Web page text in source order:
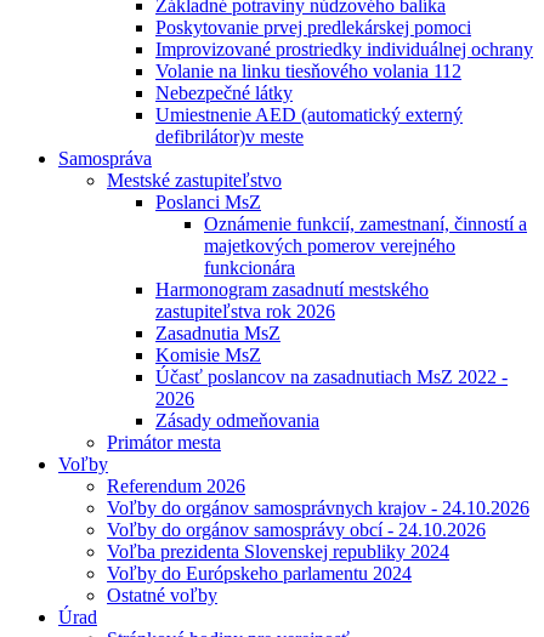
Základné potraviny núdzového balíka
Poskytovanie prvej predlekárskej pomoci
Improvizované prostriedky individuálnej ochrany
Volanie na linku tiesňového volania 112
Nebezpečné látky
Umiestnenie AED (automatický externý
defibrilátor)v meste
Samospráva
Mestské zastupiteľstvo
Poslanci MsZ
Oznámenie funkcií, zamestnaní, činností a
majetkových pomerov verejného
funkcionára
Harmonogram zasadnutí mestského
zastupiteľstva rok 2026
Zasadnutia MsZ
Komisie MsZ
Účasť poslancov na zasadnutiach MsZ 2022 -
2026
Zásady odmeňovania
Primátor mesta
Voľby
Referendum 2026
Voľby do orgánov samosprávnych krajov - 24.10.2026
Voľby do orgánov samosprávy obcí - 24.10.2026
Voľba prezidenta Slovenskej republiky 2024
Voľby do Európskeho parlamentu 2024
Ostatné voľby
Úrad